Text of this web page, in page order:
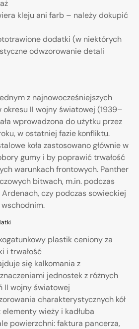
kleju ani farb – należy dokupić
dodatki (w niektórych
odwzorowanie detali
z najnowocześniejszych
okresu II wojny światowej (1939–
wprowadzona do użytku przez
w ostatniej fazie konfliktu.
koła zastosowano głównie w
gumy i by poprawić trwałość
warunkach frontowych. Panther
bitwach, m.in. podczas
czy podczas sowieckiej
plastik ceniony za
i trwałość
się kalkomania z
jednostek z różnych
II wojny światowej
charakterystycznych kół
wieży i kadłuba
powierzchni: faktura pancerza,